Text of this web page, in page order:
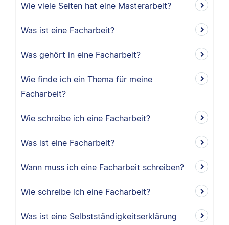
Wie viele Seiten hat eine Masterarbeit?
Was ist eine Facharbeit?
Was gehört in eine Facharbeit?
Wie finde ich ein Thema für meine
Facharbeit?
Wie schreibe ich eine Facharbeit?
Was ist eine Facharbeit?
Wann muss ich eine Facharbeit schreiben?
Wie schreibe ich eine Facharbeit?
Was ist eine Selbstständigkeitserklärung